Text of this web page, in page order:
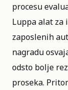
procesu
Luppa alat za
zaposlenih
nagradu
odsto bolje
proseka.